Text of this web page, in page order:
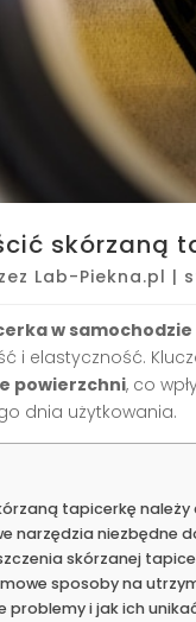
skórzaną
Lab-Piekna.pl |
w samochodzie
i elastyczność.
powierzchni, co
dnia użytkowania.
tapicerkę
narzędzia niezbędne
skórzanej
sposoby na
problemy i jak ich